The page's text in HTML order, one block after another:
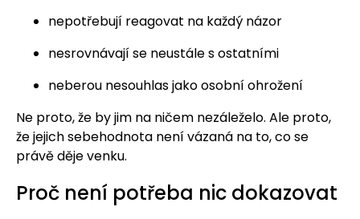
nepotřebují reagovat na každý názor
nesrovnávají se neustále s ostatními
neberou nesouhlas jako osobní ohrožení
Ne proto, že by jim na ničem nezáleželo. Ale proto,
že jejich sebehodnota není vázaná na to, co se
právě děje venku.
Proč není potřeba nic dokazovat